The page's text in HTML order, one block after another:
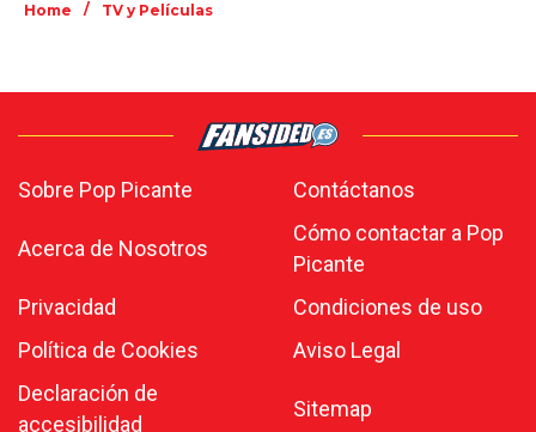
Home / TV y Películas
Sobre Pop Picante Contáctanos
Acerca de Nosotros
Cómo contactar a Pop
Picante
Privacidad
Condiciones de uso
Política de Cookies
Aviso Legal
Declaración de
accesibilidad
Sitemap